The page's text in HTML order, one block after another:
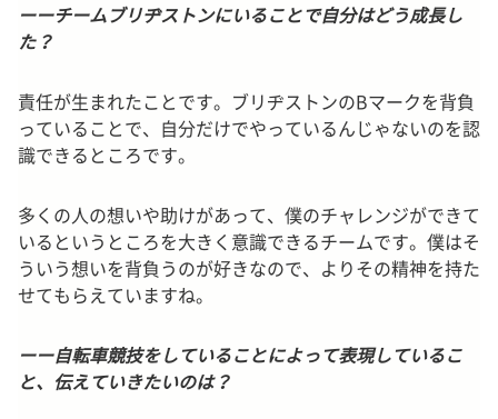
ーーチームブリヂストンにいることで自分はどう成長し
た？
責任が生まれたことです。ブリヂストンのBマークを背負
っていることで、自分だけでやっているんじゃないのを認
識できるところです。
多くの人の想いや助けがあって、僕のチャレンジができて
いるというところを大きく意識できるチームです。僕はそ
ういう想いを背負うのが好きなので、よりその精神を持た
せてもらえていますね。
ーー自転車競技をしていることによって表現しているこ
と、伝えていきたいのは？